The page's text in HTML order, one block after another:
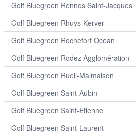
Golf Bluegreen Rennes Saint-Jacques
Golf Bluegreen Rhuys-Kerver
Golf Bluegreen Rochefort Océan
Golf Bluegreen Rodez Agglomération
Golf Bluegreen Rueil-Malmaison
Golf Bluegreen Saint-Aubin
Golf Bluegreen Saint-Etienne
Golf Bluegreen Saint-Laurent